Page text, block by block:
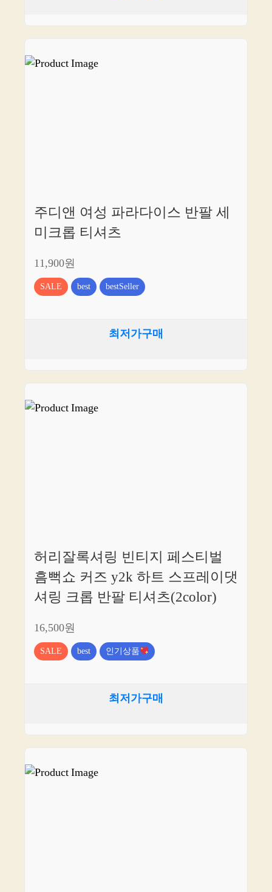
주디앤 여성 파라다이스 반팔 세
미크롭 티셔츠
11,900원
SALE best bestSeller
최저가구매
허리잘록셔링 빈티지 페스티벌
흠뻑쇼 커즈 y2k 하트 스프레이댓
셔링 크롭 반팔 티셔츠(2color)
16,500원
SALE best 인기상품
최저가구매